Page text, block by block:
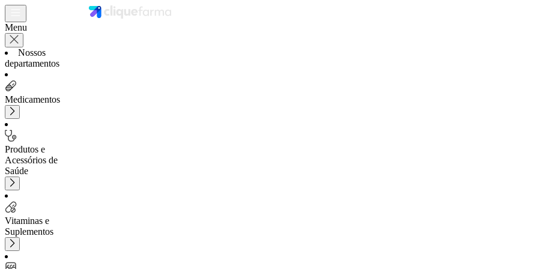
Menu
Nossos
departamentos
Medicamentos
Produtos e
Acessórios de
Saúde
Vitaminas e
Suplementos